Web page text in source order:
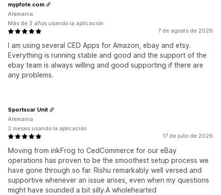
7 de agosto de 2026
I am using several CED Apps for Amazon, ebay and etsy.
Everything is running stable and good and the support of the
ebay team is always willing and good supporting if there are
any problems.
mypfote.com
Alemania
Más de 3 años usando la aplicación
17 de julio de 2026
Moving from inkFrog to CedCommerce for our eBay
operations has proven to be the smoothest setup process we
have gone through so far. Rishu remarkably well versed and
supportive whenever an issue arises, even when my questions
might have sounded a bit silly.A wholehearted
Sportscar Unit
Alemania
2 meses usando la aplicación